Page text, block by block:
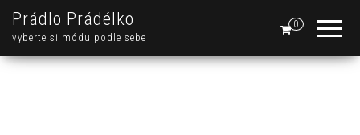
Prádlo Prádélko
vyberte si módu podle sebe
0